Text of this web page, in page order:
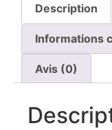
Description
Informations
Avis (0)